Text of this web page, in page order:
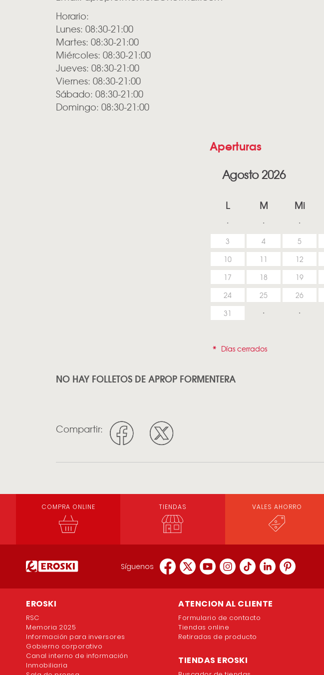
Horario:
Lunes: 08:30-21:00
Martes: 08:30-21:00
Miércoles: 08:30-21:00
Jueves: 08:30-21:00
Viernes: 08:30-21:00
Sábado: 08:30-21:00
Domingo: 08:30-21:00
Aperturas
Agosto 2026
L M Mi
3
4 5
10 11 12
17
18 19
24
25 26
31
* Días cerrados
NO HAY FOLLETOS DE APROP FORMENTERA
Compartir:
COMPRA ONLINE TIENDAS VALES AHORRO
Síguenos
EROSKI
RSC
Memoria 2025
Información para inversores
Gobierno corporativo
Canal interno de información
Inmobiliaria
ATENCION AL CLIENTE
Formulario de contacto
Tiendas online
Retiradas de producto
TIENDAS EROSKI